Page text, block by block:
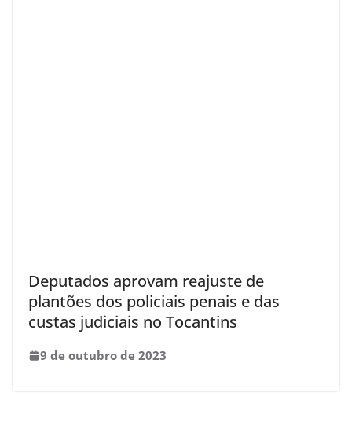
Deputados aprovam reajuste de
plantões dos policiais penais e das
custas judiciais no Tocantins
9 de outubro de 2023